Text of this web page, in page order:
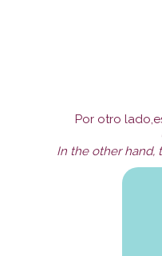
Por otro
In the other hand,